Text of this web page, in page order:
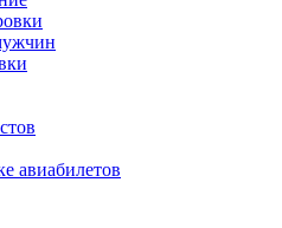
авиабилетов